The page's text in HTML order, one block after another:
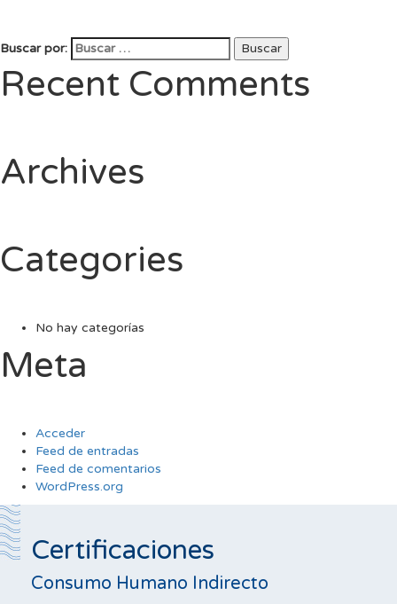
Buscar por: Buscar
Recent Comments
Archives
Categories
No hay categorías
Meta
Acceder
Feed de entradas
Feed de comentarios
WordPress.org
Certificaciones
Consumo Humano Indirecto